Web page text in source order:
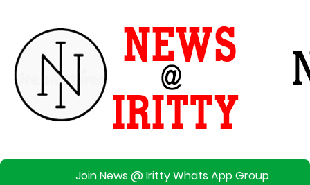
Join News @ Iritty Whats App Group